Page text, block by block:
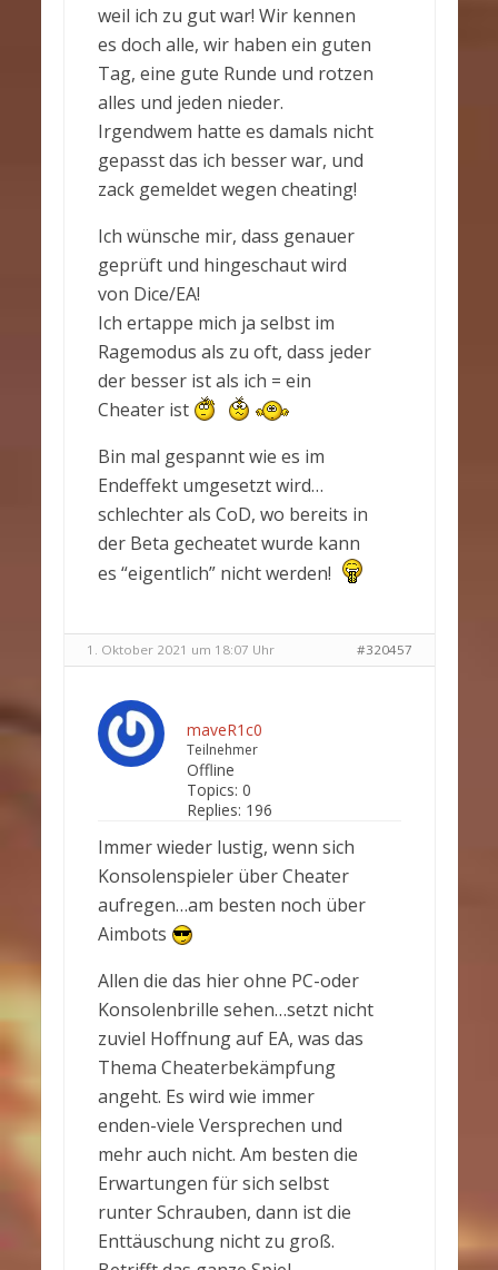
weil ich zu gut war! Wir kennen
es doch alle, wir haben ein guten
Tag, eine gute Runde und rotzen
alles und jeden nieder.
Irgendwem hatte es damals nicht
gepasst das ich besser war, und
zack gemeldet wegen cheating!
Ich wünsche mir, dass genauer
geprüft und hingeschaut wird
von Dice/EA!
Ich ertappe mich ja selbst im
Ragemodus als zu oft, dass jeder
der besser ist als ich = ein
Cheater ist
Bin mal gespannt wie es im
Endeffekt umgesetzt wird…
schlechter als CoD, wo bereits in
der Beta gecheatet wurde kann
es “eigentlich” nicht werden!
1. Oktober 2021 um 18:07 Uhr #320457
maveR1c0
Teilnehmer
Offline
Topics: 0
Replies: 196
Immer wieder lustig, wenn sich
Konsolenspieler über Cheater
aufregen…am besten noch über
Aimbots
Allen die das hier ohne PC-oder
Konsolenbrille sehen…setzt nicht
zuviel Hoffnung auf EA, was das
Thema Cheaterbekämpfung
angeht. Es wird wie immer
enden-viele Versprechen und
mehr auch nicht. Am besten die
Erwartungen für sich selbst
runter Schrauben, dann ist die
Enttäuschung nicht zu groß.